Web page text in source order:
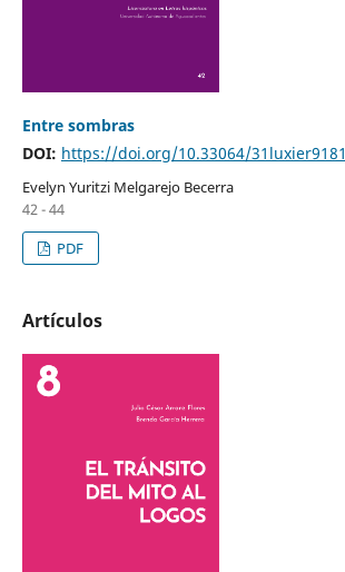
Entre sombras
DOI: https://doi.org/10.33064/31luxier9181
Evelyn Yuritzi Melgarejo Becerra
42 - 44
PDF
Artículos